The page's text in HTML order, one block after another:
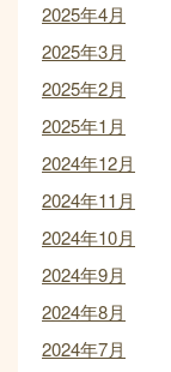
2025年4月
2025年3月
2025年2月
2025年1月
2024年12月
2024年11月
2024年10月
2024年9月
2024年8月
2024年7月